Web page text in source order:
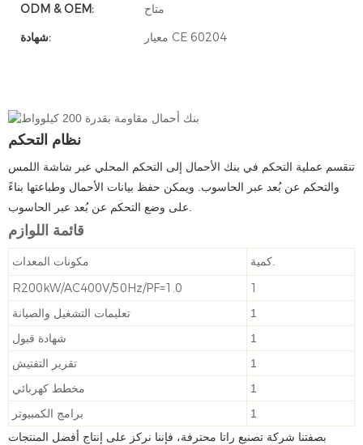
ODM & OEM:
متاح
شهادة:
معيار CE 60204
نظام التحكم
تنقسم عملية التحكم في بنك الأحمال إلى التحكم المحلي عبر شاشة اللمس
والتحكم عن بُعد عبر الحاسوب. ويمكن حفظ بيانات الأحمال وطباعتها بناءً
قائمة اللوازم
مكونات المعدات
R200kW/AC400V/50Hz/PF=1.0 1
تعليمات التشغيل والصيانة
1
شهادة قبول
1
تقرير التفتيش
1
مخطط كهربائي
1
برامج الكمبيوتر
1
بصفتنا شركة تصنيع راتا محترفة، فإننا نركز على إنتاج أفضل المنتجات